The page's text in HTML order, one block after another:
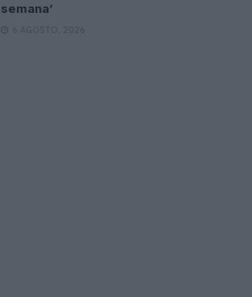
semana’
6 AGOSTO, 2026